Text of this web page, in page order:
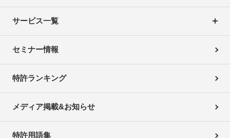
サービス一覧
セミナー情報
特許ランキング
メディア掲載&お知らせ
特許用語集